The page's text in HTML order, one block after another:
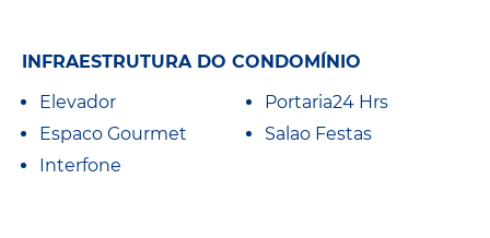
INFRAESTRUTURA DO CONDOMÍNIO
Elevador
Espaco Gourmet
Interfone
Portaria24 Hrs
Salao Festas